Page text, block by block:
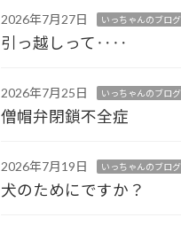
2026年7月27日 いっちゃんのブログ
引っ越しって‥‥
2026年7月25日 いっちゃんのブログ
僧帽弁閉鎖不全症
2026年7月19日 いっちゃんのブログ
犬のためにですか？